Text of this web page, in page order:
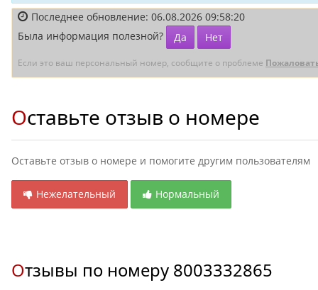
Последнее обновление: 06.08.2026 09:58:20
Была информация полезной?
Да Нет
Если это ваш персональный номер, сообщите о проблеме
Оставьте отзыв о номере
Оставьте отзыв о номере и помогите другим пользователям
Нежелательный Нормальный
Отзывы по номеру 8003332865